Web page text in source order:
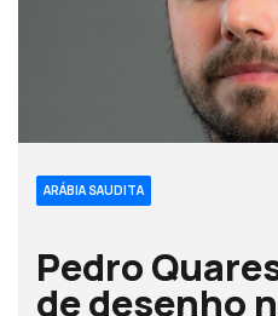
ARÁBIA SAUDITA
Pedro
de desenho